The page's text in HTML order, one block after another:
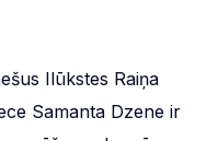
Ilūkstes Raiņa
Samanta Dzene ir